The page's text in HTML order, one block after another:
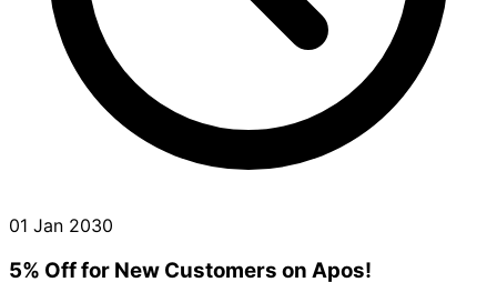
01 Jan 2030
5% Off for New Customers on Apos!